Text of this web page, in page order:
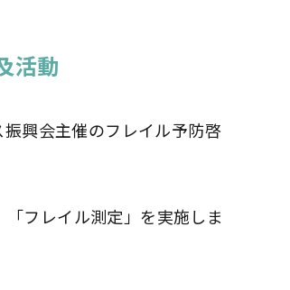
活動
興会主催のフレイル予防啓
フレイル測定」を実施しま